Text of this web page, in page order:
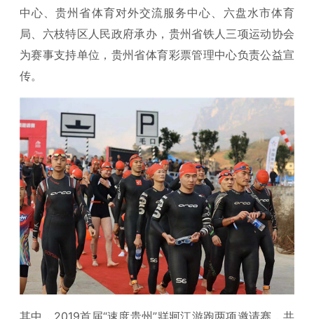
中心、贵州省体育对外交流服务中心、六盘水市体育
局、六枝特区人民政府承办，贵州省铁人三项运动协会
为赛事支持单位，贵州省体育彩票管理中心负责公益宣
传。
其中，2019首届“速度贵州”牂牁江游跑两项邀请赛，共